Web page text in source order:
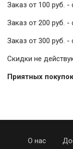
БЛОГ
ВОЙТИ
Заказ от 100 руб. -
Заказ от 200 руб. -
Заказ от 300 руб. -
Скидки не
Приятных покупок
О нас